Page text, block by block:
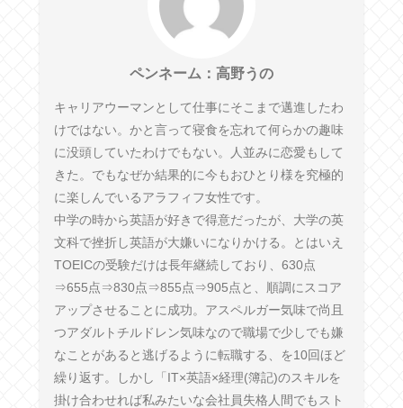
ペンネーム：高野うの
キャリアウーマンとして仕事にそこまで邁進したわ
けではない。かと言って寝食を忘れて何らかの趣味
に没頭していたわけでもない。人並みに恋愛もして
きた。でもなぜか結果的に今もおひとり様を究極的
に楽しんでいるアラフィフ女性です。
中学の時から英語が好きで得意だったが、大学の英
文科で挫折し英語が大嫌いになりかける。とはいえ
TOEICの受験だけは長年継続しており、630点
⇒655点⇒830点⇒855点⇒905点と、順調にスコア
アップさせることに成功。アスペルガー気味で尚且
つアダルトチルドレン気味なので職場で少しでも嫌
なことがあると逃げるように転職する、を10回ほど
繰り返す。しかし「IT×英語×経理(簿記)のスキルを
掛け合わせれば私みたいな会社員失格人間でもスト